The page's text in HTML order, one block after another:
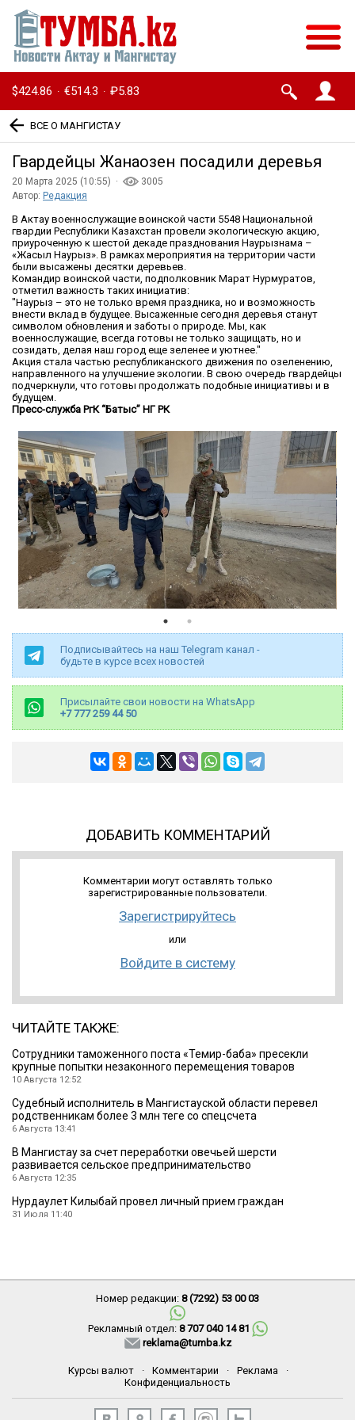
$424.86 · €514.3 · ₽5.83
ВСЕ О МАНГИСТАУ
Гвардейцы Жанаозен посадили деревья
20 Марта 2025 (10:55) ·
3005
Автор: Редакция
В Актау военнослужащие воинской части 5548 Национальной
гвардии Республики Казахстан провели экологическую акцию,
приуроченную к шестой декаде празднования Наурызнама –
«Жасыл Наурыз». В рамках мероприятия на территории части
были высажены десятки деревьев.
Командир воинской части, подполковник Марат Нурмуратов,
отметил важность таких инициатив:
"Наурыз – это не только время праздника, но и возможность
внести вклад в будущее. Высаженные сегодня деревья станут
символом обновления и заботы о природе. Мы, как
военнослужащие, всегда готовы не только защищать, но и
созидать, делая наш город еще зеленее и уютнее."
Акция стала частью республиканского движения по озеленению,
направленного на улучшение экологии. В свою очередь гвардейцы
подчеркнули, что готовы продолжать подобные инициативы и в
будущем.
Пресс-служба РгК “Батыс” НГ РК
Подписывайтесь на наш Telegram канал -
будьте в курсе всех новостей
Присылайте свои новости на WhatsApp
+7 777 259 44 50
ДОБАВИТЬ КОММЕНТАРИЙ
Комментарии могут оставлять только
зарегистрированные пользователи.
Зарегистрируйтесь
или
Войдите в систему
ЧИТАЙТЕ ТАКЖЕ:
Сотрудники таможенного поста «Темир-баба» пресекли
крупные попытки незаконного перемещения товаров
10 Августа 12:52
Судебный исполнитель в Мангистауской области перевел
родственникам более 3 млн теңге со спецсчета
6 Августа 13:41
В Мангистау за счет переработки овечьей шерсти
развивается сельское предпринимательство
6 Августа 12:35
Нурдаулет Килыбай провел личный прием граждан
31 Июля 11:40
Номер редакции: 8 (7292) 53 00 03
Рекламный отдел: 8 707 040 14 81
reklama@tumba.kz
Курсы валют · Комментарии · Реклама
·
Конфиденциальность